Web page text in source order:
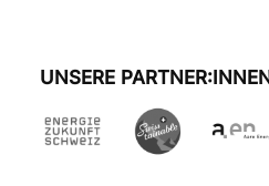
UNSERE PARTNER:INNEN